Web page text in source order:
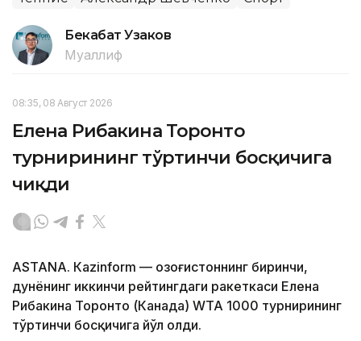
Бекабат Узаков
Муаллиф
08:35, 08 Август 2026
Елена Рибакина Торонто
турнирининг тўртинчи босқичига
чиқди
ASTANА. Кazinform — Қозоғистоннинг биринчи,
дунёнинг иккинчи рейтингдаги ракеткаси Елена
Рибакина Торонто (Канада) WТА 1000 турнирининг
тўртинчи босқичига йўл олди.